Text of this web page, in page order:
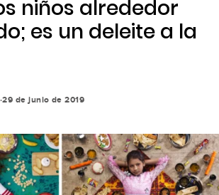
niños alrededor
es un deleite a la
29 de junio de 2019